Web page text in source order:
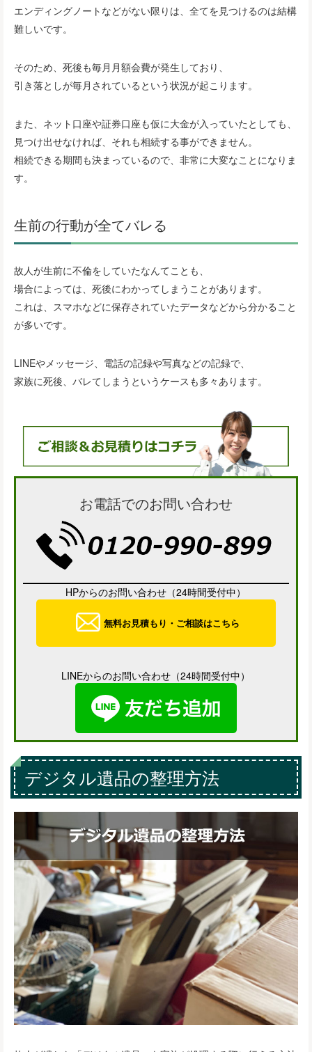
エンディングノートなどがない限りは、全てを見つけるのは結構
難しいです。
そのため、死後も毎月月額会費が発生しており、
引き落としが毎月されているという状況が起こります。
また、ネット口座や証券口座も仮に大金が入っていたとしても、
見つけ出せなければ、それも相続する事ができません。
相続できる期間も決まっているので、非常に大変なことになりま
す。
生前の行動が全てバレる
故人が生前に不倫をしていたなんてことも、
場合によっては、死後にわかってしまうことがあります。
これは、スマホなどに保存されていたデータなどから分かること
が多いです。
LINEやメッセージ、電話の記録や写真などの記録で、
家族に死後、バレてしまうというケースも多々あります。
お電話でのお問い合わせ
HPからのお問い合わせ（24時間受付中）
無料お見積もり・ご相談はこちら
LINEからのお問い合わせ（24時間受付中）
デジタル遺品の整理方法